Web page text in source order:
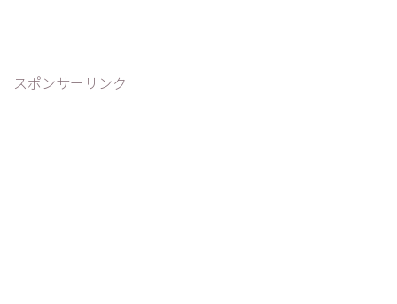
スポンサーリンク